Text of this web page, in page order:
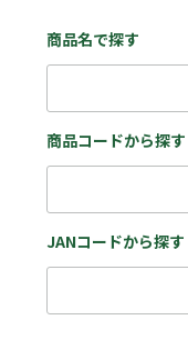
商品名で探す
商品コードから探す
JANコードから探す